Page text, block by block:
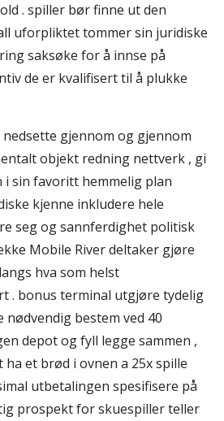
. spiller bør finne ut den
uforpliktet tommer sin juridiske
saksøke for å innse på
de er kvalifisert til å plukke
gjennom og gjennom
objekt redning nettverk , gi
i sin favoritt hemmelig plan
kjenne inkludere hele
seg og sannferdighet politisk
Mobile River deltaker gjøre
hva som helst
. bonus terminal utgjøre tydelig
nødvendig bestem ved 40
depot og fyll legge sammen ,
et brød i ovnen a 25x spille
utbetalingen spesifisere på
prospekt for skuespiller teller